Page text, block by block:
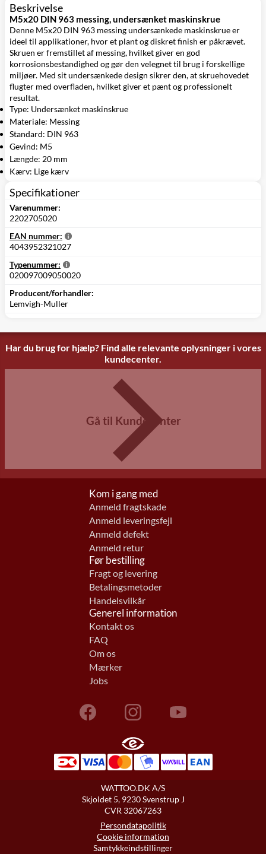
Beskrivelse
M5x20 DIN 963 messing, undersænket maskinskrue
Denne M5x20 DIN 963 messing undersænkede maskinskrue er
ideel til applikationer, hvor et plant og diskret finish er påkrævet.
Skruen er fremstillet af messing, hvilket giver en god
korrosionsbestandighed og gør den velegnet til brug i forskellige
miljøer. Med sit undersænkede design sikrer den, at skruehovedet
flugter med overfladen, hvilket giver et pænt og professionelt
resultat.
Type: Undersænket maskinskrue
Materiale: Messing
Standard: DIN 963
Gevind: M5
Længde: 20 mm
Kærv: Lige kærv
Specifikationer
Varenummer:
2202705020
EAN nummer:
4043952321027
Typenummer:
020097009050020
Producent/forhandler:
Lemvigh-Muller
Har du brug for hjælp? Find alle relevante oplysninger i vores
kundecenter.
Gå til Kundecenter
Kom i gang med
Anmeld fragtskade
Anmeld leveringsfejl
Anmeld defekt
Anmeld retur
Før bestilling
Fragt og levering
Betalingsmetoder
Handelsvilkår
Generel information
Kontakt os
FAQ
Om os
Mærker
Jobs
WATTOO.DK A/S
Skjoldet 5, 9230 Svenstrup J
CVR 32067263
Persondatapolitik
Cookie information
Samtykkeindstillinger